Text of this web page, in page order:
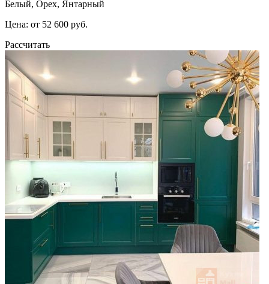
Белый, Орех, Янтарный
Цена: от 52 600 руб.
Рассчитать